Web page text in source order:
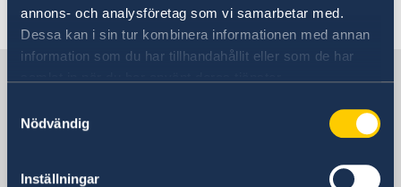
annons- och analysföretag som vi samarbetar med.
Dessa kan i sin tur kombinera informationen med annan
information som du har tillhandahållit eller som de har
Nödvändig
Inställningar
regeringskansliets hemsida.
Sverige i Afghanistan
Sveriges ambassad